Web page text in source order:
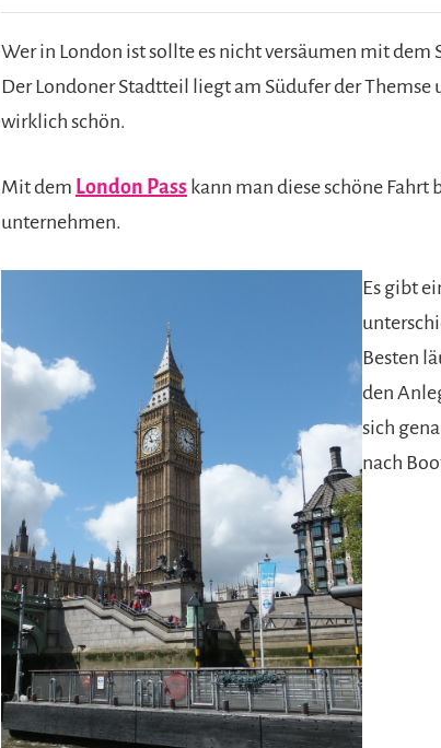
Wer in London ist sollte es nicht versäumen mit dem
Der Londoner Stadtteil liegt am Südufer der
wirklich schön.
Mit dem London Pass kann man diese schöne
unternehmen.
Es gibt
Besten
den
sich
nach